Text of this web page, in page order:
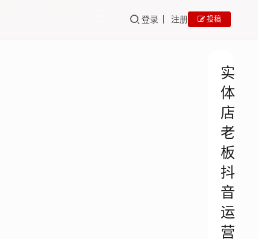
登录 注册 投稿
实
体
店
老
板
抖
音
运
营